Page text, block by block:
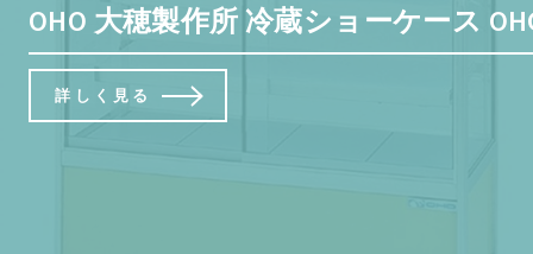
OHO 大穂製作所 冷蔵ショーケース
詳しく見る